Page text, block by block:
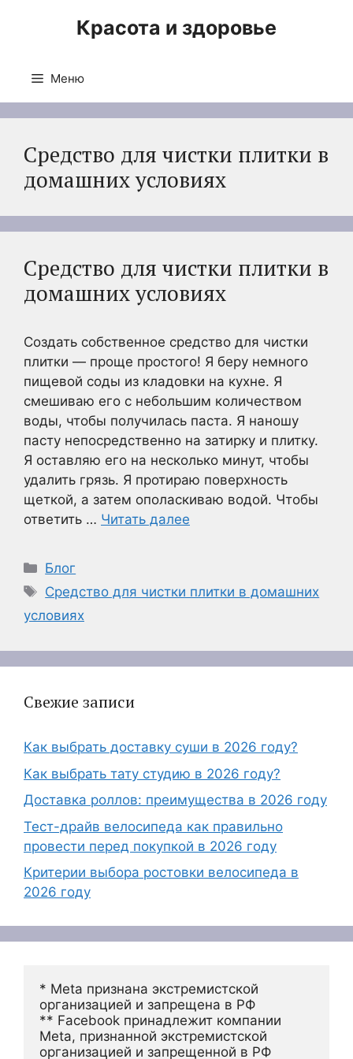
Красота и здоровье
Меню
Средство для чистки плитки в
домашних условиях
Средство для чистки плитки в
домашних условиях
Создать собственное средство для чистки
плитки — проще простого! Я беру немного
пищевой соды из кладовки на кухне. Я
смешиваю его с небольшим количеством
воды, чтобы получилась паста. Я наношу
пасту непосредственно на затирку и плитку.
Я оставляю его на несколько минут, чтобы
удалить грязь. Я протираю поверхность
щеткой, а затем ополаскиваю водой. Чтобы
ответить … Читать далее
Рубрики
Блог
Метки
Средство для чистки плитки в домашних
условиях
Свежие записи
Как выбрать доставку суши в 2026 году?
Как выбрать тату студию в 2026 году?
Доставка роллов: преимущества в 2026 году
Тест-драйв велосипеда как правильно
провести перед покупкой в 2026 году
Критерии выбора ростовки велосипеда в
2026 году
* Meta признана экстремистской
организацией и запрещена в РФ
** Facebook принадлежит компании
Meta, признанной экстремистской
организацией и запрещенной в РФ